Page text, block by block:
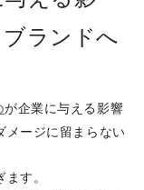
ランドへ
が企業に与える影響
メージに留まらない
す。